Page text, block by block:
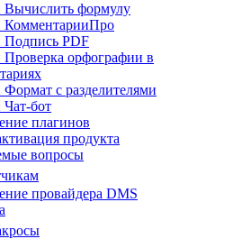
Вычислить формулу
КомментарииПро
Подпись PDF
орфографии в
с разделителями
бот
плагинов
продукта
вопросы
провайдера DMS